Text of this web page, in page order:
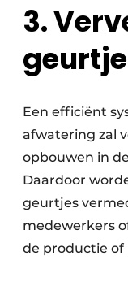
3.
Een efficiënt
afwatering zal
opbouwen in
Daardoor
geurtjes
medewerkers
de productie of